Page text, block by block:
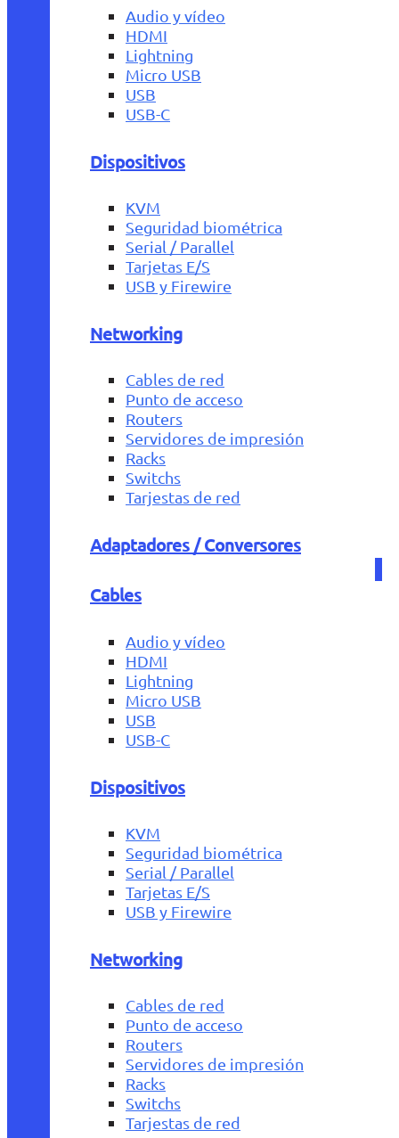
Audio y vídeo
HDMI
Lightning
Micro USB
USB
USB-C
Dispositivos
KVM
Seguridad biométrica
Serial / Parallel
Tarjetas E/S
USB y Firewire
Networking
Cables de red
Punto de acceso
Routers
Servidores de impresión
Racks
Switchs
Tarjestas de red
Adaptadores / Conversores
Cables
Audio y vídeo
HDMI
Lightning
Micro USB
USB
USB-C
Dispositivos
KVM
Seguridad biométrica
Serial / Parallel
Tarjetas E/S
USB y Firewire
Networking
Cables de red
Punto de acceso
Routers
Servidores de impresión
Racks
Switchs
Tarjestas de red